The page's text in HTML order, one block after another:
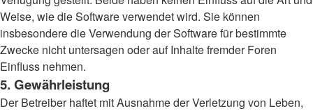
Weise, wie die Software verwendet wird. Sie können
insbesondere die Verwendung der Software für bestimmte
Zwecke nicht untersagen oder auf Inhalte fremder Foren
Einfluss nehmen.
5. Gewährleistung
Der Betreiber haftet mit Ausnahme der Verletzung von Leben,